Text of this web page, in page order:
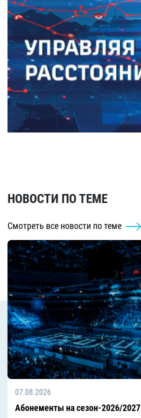
НОВОСТИ ПО ТЕМЕ
Смотреть все новости по теме
07.08.2026
Абонементы на сезон-2026/2027